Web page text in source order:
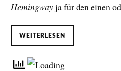
Hemingwayja für den einen
WEITERLESEN